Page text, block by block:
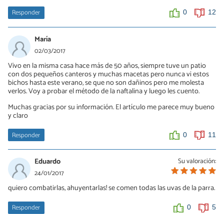
Responder 0 12
María
02/03/2017
Vivo en la misma casa hace más de 50 años, siempre tuve un patio
con dos pequeños canteros y muchas macetas pero nunca vi estos
bichos hasta este verano, se que no son dañinos pero me molesta
verlos. Voy a probar el método de la naftalina y luego les cuento.
Muchas gracias por su información. El artículo me parece muy bueno
y claro
Responder 0 11
Su valoración:
Eduardo
24/01/2017
quiero combatirlas, ahuyentarlas! se comen todas las uvas de la parra.
Responder 0 5